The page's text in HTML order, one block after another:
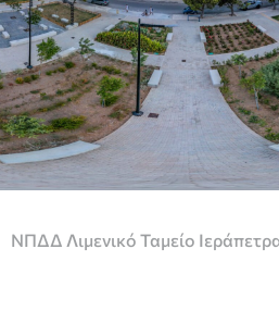
ΝΠΔΔ Λιμενικό Ταμείο